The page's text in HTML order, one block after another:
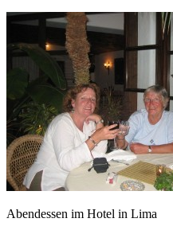
Abendessen im Hotel in Lima